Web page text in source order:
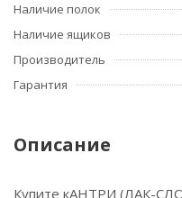
Наличие полок
Наличие ящиков
Производитель
Гарантия
Описание
Купите кАНТРИ (ЛАК-